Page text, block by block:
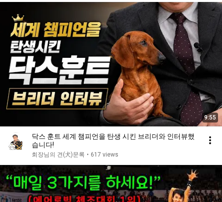
9:55
닥스 훈트 세계 챔피언을 탄생 시킨 브리더와 인터뷰했
습니다!
회장님의 견(犬)문록 • 617 views